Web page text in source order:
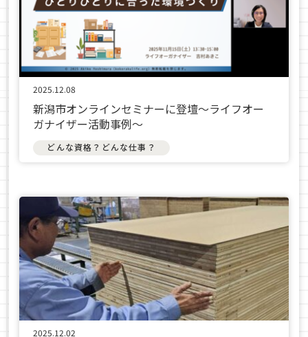
2025.12.08
新潟市オンラインセミナーに登壇〜ライフオー
ガナイザー活動事例〜
どんな資格？どんな仕事？
2025.12.02